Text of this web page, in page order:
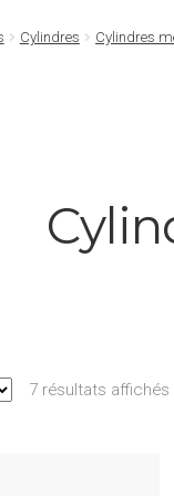
Cylindres Cylindres
7 résultats affichés